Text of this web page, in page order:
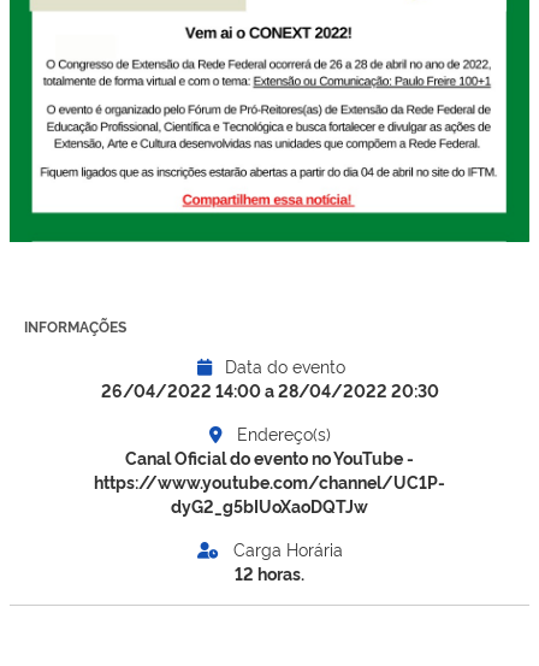
INFORMAÇÕES
Data do evento
26/04/2022 14:00 a 28/04/2022 20:30
Endereço(s)
Canal Oficial do evento no YouTube -
https://www.youtube.com/channel/UC1P-
dyG2_g5bIUoXaoDQTJw
Carga Horária
12 horas.